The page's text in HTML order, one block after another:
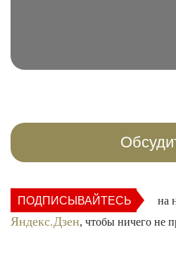
ПОДПИСЫВАЙТЕСЬ на
Яндекс.Дзен, чтобы ничего не